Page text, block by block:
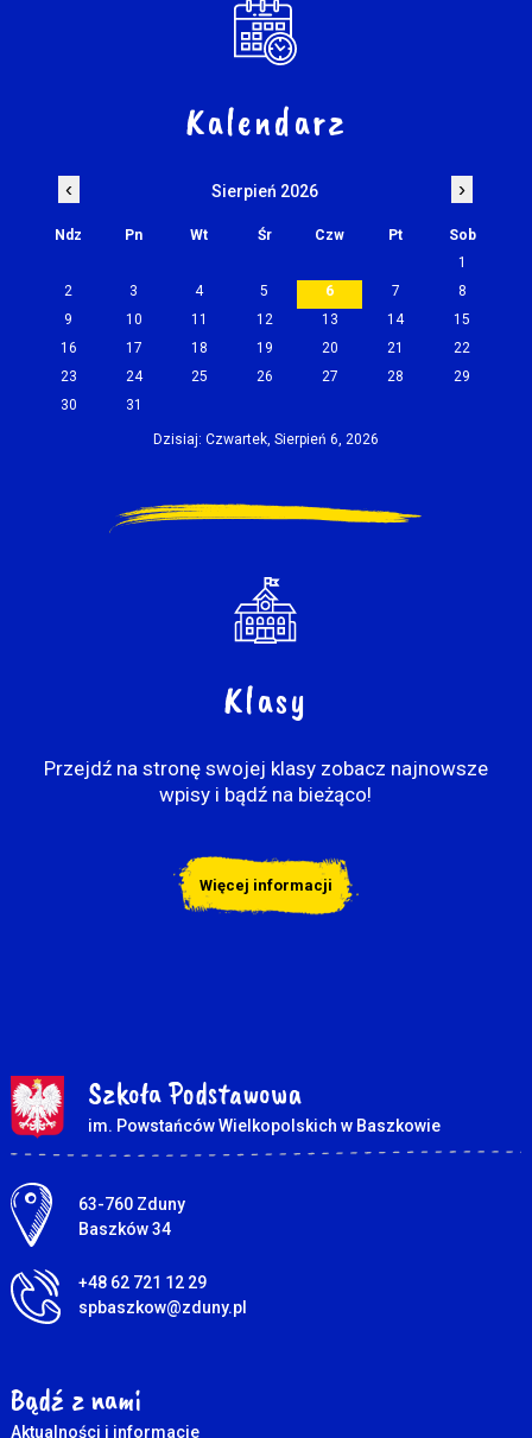
Kalendarz
‹ Sierpień 2026 ›
Ndz Pn Wt Śr Czw Pt
Sob
1
2
3 4 5 6 7
8
9
10 11 12 13 14
15
16
17 18 19 20 21
22
23
24 25 26 27 28
29
30
31
Dzisiaj: Czwartek, Sierpień 6, 2026
Klasy
Przejdź na stronę swojej klasy zobacz najnowsze
wpisy i bądź na bieżąco!
Więcej informacji
Szkoła Podstawowa
im. Powstańców Wielkopolskich w Baszkowie
Adres pocztowy:
63-760 Zduny
Baszków 34
+48 62 721 12 29
spbaszkow@zduny.pl
Bądź z nami
Aktualności i informacje